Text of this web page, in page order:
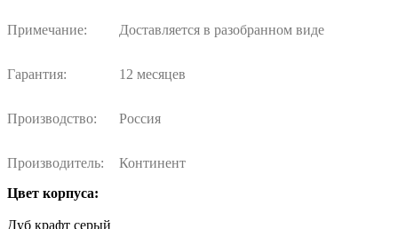
Примечание: Доставляется в разобранном виде
Гарантия: 12 месяцев
Производство: Россия
Производитель:
Континент
Цвет корпуса:
Дуб крафт серый